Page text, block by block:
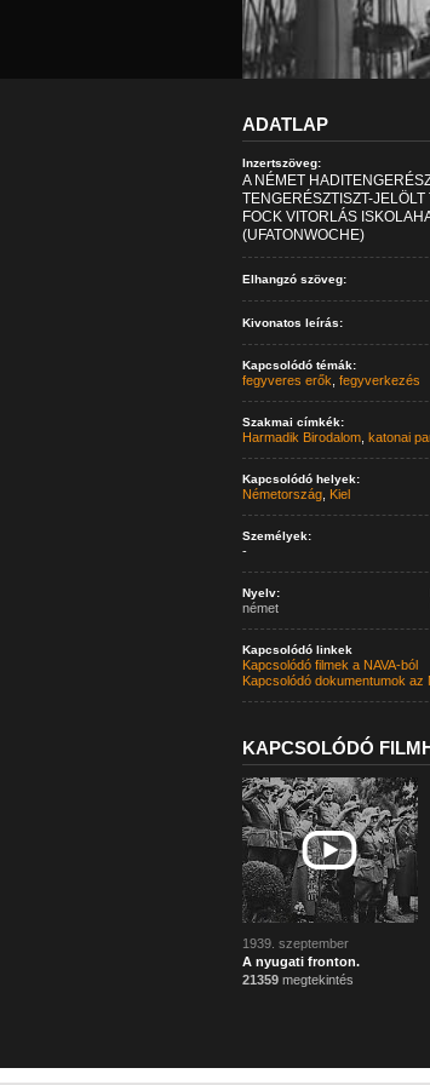
ADATLAP
Inzertszöveg:
A NÉMET
TENGERÉSZTISZT-JELÖLT
FOCK VITORLÁS
(UFATONWOCHE)
Elhangzó szöveg:
Kivonatos leírás:
Kapcsolódó témák:
fegyveres erők fegyverkezés
Szakmai címkék:
Harmadik Birodalom, katonai
Kapcsolódó helyek:
Németország, Kiel
Személyek:
-
Nyelv:
német
Kapcsolódó linkek
Kapcsolódó filmek a NAVA-ból
Kapcsolódó dokumentumok az
KAPCSOLÓDÓ
1939. szeptember
A nyugati fronton.
21359megtekintés